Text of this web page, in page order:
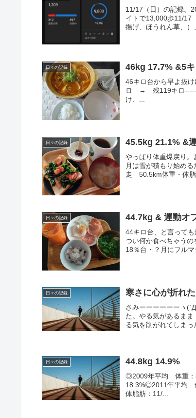
11/17（日）の記録
イトで13,000歩11/17
揚げ、ほうれん草、）
日々の記録 46kg 17.7% &5
46キロ台から早よ抜
ロ → 残119キロ
け、...
日々の記録 45.5kg 21.1% &
やっぱり体重爆戻り
月は雪が積もり始め
走 50.5km体重・体脂
日々の記録 44.7kg & 運動オ
44キロ台、と言って
つい何か食べちゃう
18％台・？月にフル
日々の記録 寒さに心が折れた
さみーーーーーーヽ
た。やる気があるま
る気を削がれてしま
日々の記録 44.8kg 14.9%
◎2009年平均 体重：
18.3%◎2011年平均
体脂肪：11/...